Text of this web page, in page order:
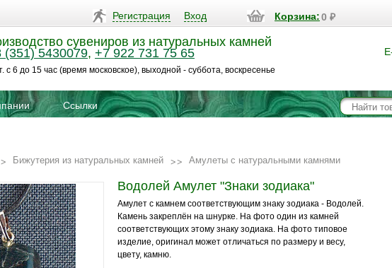
Регистрация Вход Корзина:0 ₽
сувениров из натуральных камней
(351) 5430079, +7 922 731 75 65
с 6 до 15 час (время московское), выходной - суббота, воскресенье
Ссылки
Бижутерия из натуральных камней Амулеты c натуральными камнями
Водолей Амулет "Знаки зодиака"
Амулет с камнем соответствующим знаку зодиака - Водолей.
Камень закреплён на шнурке. На фото один из камней
соответствующих этому знаку зодиака. На фото типовое
изделие, оригинал может отличаться по размеру и весу,
цвету, камню.